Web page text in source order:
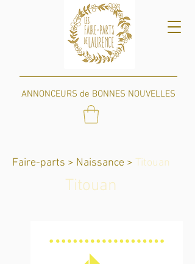
ANNONCEURS de BONNES NOUVELLES
Faire-parts > Naissance > Titouan
Titouan